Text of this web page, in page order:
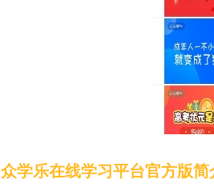
众学乐在线学习平台官方版简